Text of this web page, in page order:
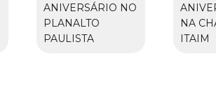
ANIVERSÁRIO NO
PLANALTO
PAULISTA
NA
ITAIM